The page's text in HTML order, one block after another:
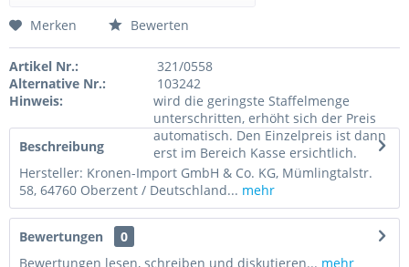
Merken Bewerten
Artikel Nr.:
321/0558
Alternative Nr.:
103242
Hinweis:
wird die geringste Staffelmenge
unterschritten, erhöht sich der Preis
automatisch. Den Einzelpreis ist dann
erst im Bereich Kasse ersichtlich.
Beschreibung
Hersteller: Kronen-Import GmbH & Co. KG, Mümlingtalstr.
58, 64760 Oberzent / Deutschland... mehr
Bewertungen
0
Bewertungen lesen, schreiben und diskutieren... mehr